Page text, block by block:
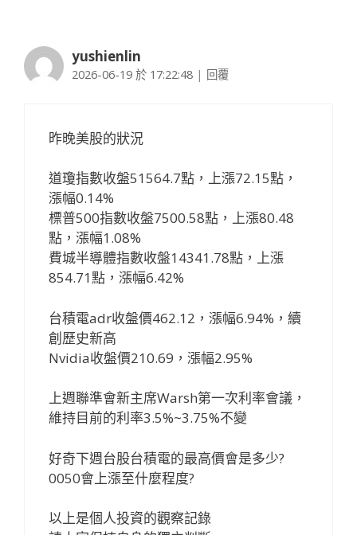
yushienlin
2026-06-19 於 17:22:48 | 回覆
昨晚美股的狀況
道瓊指數收盤51564.7點，上漲72.15點，
漲幅0.14%
標普500指數收盤7500.58點，上漲80.48
點，漲幅1.08%
費城半導體指數收盤14341.78點，上漲
854.71點，漲幅6.42%
台積電adr收盤價462.12，漲幅6.94%，續
創歷史新高
Nvidia收盤價210.69，漲幅2.95%
上週聯準會新主席Warsh第一次利率會議，
維持目前的利率3.5%~3.75%不變
好奇下週台股台積電的最高價會是多少?
0050會上漲至什麼程度?
以上是個人投資的觀察記錄